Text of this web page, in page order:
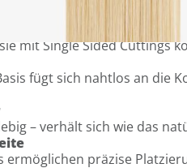
ultradünnem
Tapes, ausreichend für 6
mit Single Sided Cuttings
fügt sich nahtlos an die
– verhält sich wie das
ermöglichen präzise